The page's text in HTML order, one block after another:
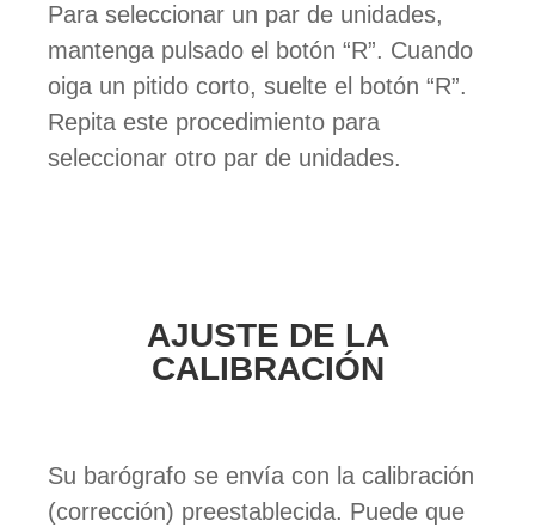
Para seleccionar un par de unidades,
mantenga pulsado el botón “R”. Cuando
oiga un pitido corto, suelte el botón “R”.
Repita este procedimiento para
seleccionar otro par de unidades.
AJUSTE DE LA
CALIBRACIÓN
Su barógrafo se envía con la calibración
(corrección) preestablecida. Puede que